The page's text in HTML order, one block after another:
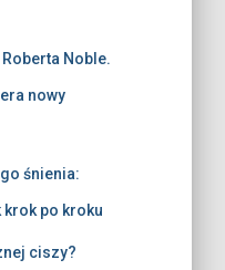
Noble.
nowy
śnienia:
po kroku
ciszy?